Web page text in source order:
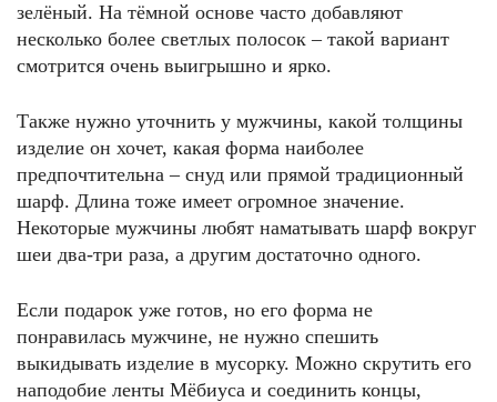
зелёный. На тёмной основе часто добавляют
несколько более светлых полосок – такой вариант
смотрится очень выигрышно и ярко.
Также нужно уточнить у мужчины, какой толщины
изделие он хочет, какая форма наиболее
предпочтительна – снуд или прямой традиционный
шарф. Длина тоже имеет огромное значение.
Некоторые мужчины любят наматывать шарф вокруг
шеи два-три раза, а другим достаточно одного.
Если подарок уже готов, но его форма не
понравилась мужчине, не нужно спешить
выкидывать изделие в мусорку. Можно скрутить его
наподобие ленты Мёбиуса и соединить концы,